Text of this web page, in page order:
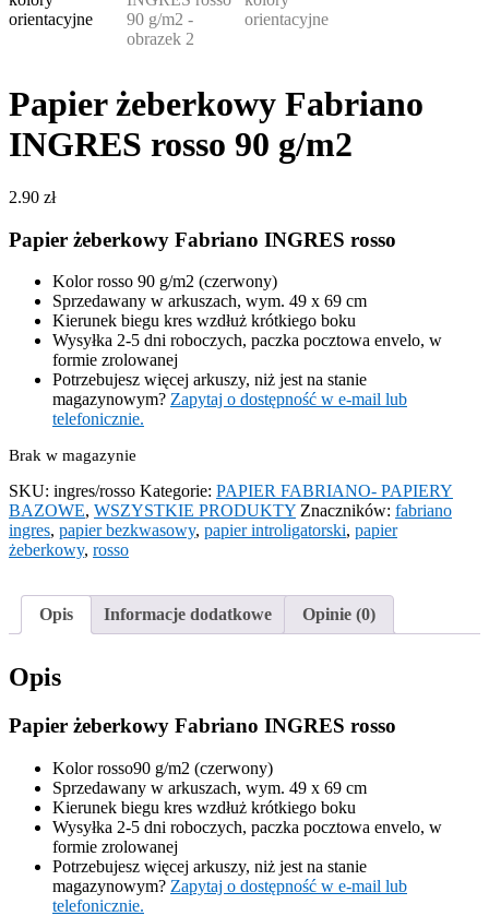
Papier żeberkowy Fabriano
INGRES rosso 90 g/m2
2.90 zł
Papier żeberkowy Fabriano INGRES rosso
Kolor rosso 90 g/m2 (czerwony)
Sprzedawany w arkuszach, wym. 49 x 69 cm
Kierunek biegu kres wzdłuż krótkiego boku
Wysyłka 2-5 dni roboczych, paczka pocztowa envelo, w
formie zrolowanej
Potrzebujesz więcej arkuszy, niż jest na stanie
magazynowym? Zapytaj o dostępność w e-mail lub
telefonicznie.
Brak w magazynie
SKU: ingres/rosso Kategorie: PAPIER FABRIANO- PAPIERY
BAZOWE, WSZYSTKIE PRODUKTY Znaczników: fabriano
ingres, papier bezkwasowy, papier introligatorski, papier
żeberkowy, rosso
Opis Informacje dodatkowe Opinie (0)
Opis
Papier żeberkowy Fabriano INGRES rosso
Kolor rosso90 g/m2 (czerwony)
Sprzedawany w arkuszach, wym. 49 x 69 cm
Kierunek biegu kres wzdłuż krótkiego boku
Wysyłka 2-5 dni roboczych, paczka pocztowa envelo, w
formie zrolowanej
Potrzebujesz więcej arkuszy, niż jest na stanie
magazynowym? Zapytaj o dostępność w e-mail lub
telefonicznie.